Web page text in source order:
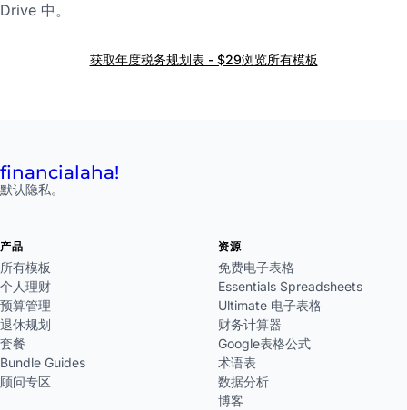
Drive 中。
获取年度税务规划表 - $29浏览所有模板
financialaha!
默认隐私。
产品
所有模板
个人理财
预算管理
退休规划
套餐
Bundle Guides
顾问专区
资源
免费电子表格
Essentials Spreadsheets
Ultimate 电子表格
财务计算器
Google表格公式
术语表
数据分析
博客